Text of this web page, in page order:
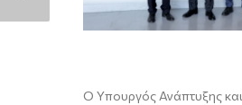
Ο Υπουργός Ανάπτυξης